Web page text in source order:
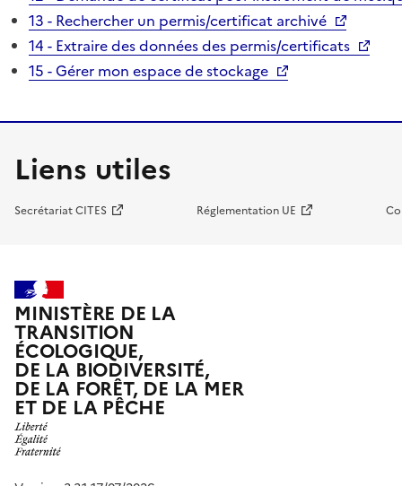
13 - Rechercher un permis/certificat archivé
14 - Extraire des données des permis/certificats
15 - Gérer mon espace de stockage
Liens utiles
Secrétariat CITES Réglementation UE
MINISTÈRE DE LA
TRANSITION
ÉCOLOGIQUE,
DE LA BIODIVERSITÉ,
DE LA FORÊT, DE LA MER
ET DE LA PÊCHE